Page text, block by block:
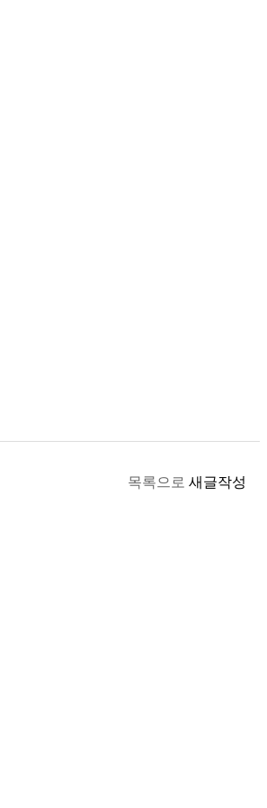
목록으로 새글작성